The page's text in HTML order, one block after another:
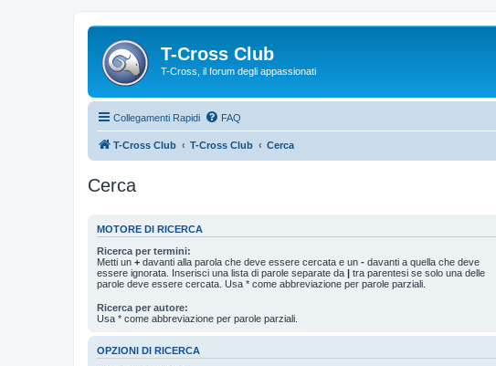
T-Cross Club
T-Cross, il forum degli appassionati
Collegamenti Rapidi FAQ
T-Cross Club T-Cross Club Cerca
Cerca
MOTORE DI RICERCA
Ricerca per termini:
Metti un + davanti alla parola che deve essere cercata e un - davanti a quella che deve
essere ignorata. Inserisci una lista di parole separate da | tra parentesi se solo una delle
parole deve essere cercata. Usa * come abbreviazione per parole parziali.
Ricerca per autore:
Usa * come abbreviazione per parole parziali.
OPZIONI DI RICERCA